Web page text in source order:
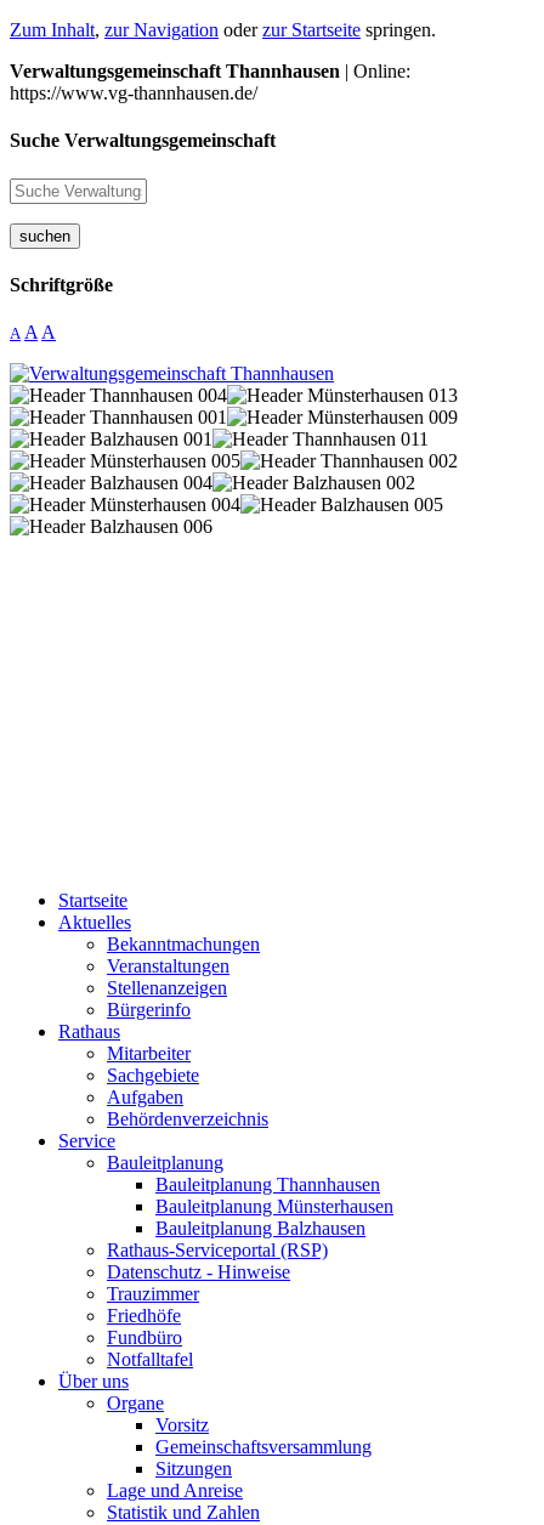
Zum Inhalt, zur Navigation oderzur Startseite springen.
Verwaltungsgemeinschaft Thannhausen | Online:
https://www.vg-thannhausen.de/
Suche Verwaltungsgemeinschaft
suchen
Schriftgröße
A A A
Startseite
Aktuelles
Bekanntmachungen
Veranstaltungen
Stellenanzeigen
Bürgerinfo
Rathaus
Mitarbeiter
Sachgebiete
Aufgaben
Behördenverzeichnis
Service
Bauleitplanung
Bauleitplanung Thannhausen
Bauleitplanung Münsterhausen
Bauleitplanung Balzhausen
Rathaus-Serviceportal (RSP)
Datenschutz - Hinweise
Trauzimmer
Friedhöfe
Fundbüro
Notfalltafel
Über uns
Organe
Vorsitz
Gemeinschaftsversammlung
Sitzungen
Lage und Anreise
Statistik und Zahlen